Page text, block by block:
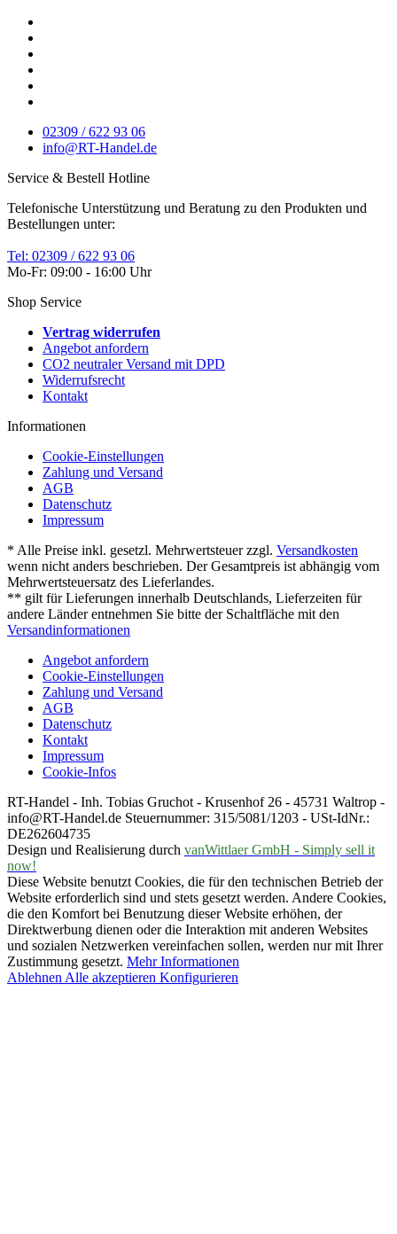
02309 / 622 93 06
info@RT-Handel.de
Service & Bestell Hotline
Telefonische Unterstützung und Beratung zu den Produkten und
Bestellungen unter:
Tel: 02309 / 622 93 06
Mo-Fr: 09:00 - 16:00 Uhr
Shop Service
Vertrag widerrufen
Angebot anfordern
CO2 neutraler Versand mit DPD
Widerrufsrecht
Kontakt
Informationen
Cookie-Einstellungen
Zahlung und Versand
AGB
Datenschutz
Impressum
* Alle Preise inkl. gesetzl. Mehrwertsteuer zzgl. Versandkosten
wenn nicht anders beschrieben. Der Gesamtpreis ist abhängig vom
Mehrwertsteuersatz des Lieferlandes.
** gilt für Lieferungen innerhalb Deutschlands, Lieferzeiten für
andere Länder entnehmen Sie bitte der Schaltfläche mit den
Versandinformationen
Angebot anfordern
Cookie-Einstellungen
Zahlung und Versand
AGB
Datenschutz
Kontakt
Impressum
Cookie-Infos
RT-Handel - Inh. Tobias Gruchot - Krusenhof 26 - 45731 Waltrop -
info@RT-Handel.de Steuernummer: 315/5081/1203 - USt-IdNr.:
DE262604735
Design und Realisierung durch vanWittlaer GmbH - Simply sell it
now!
Diese Website benutzt Cookies, die für den technischen Betrieb der
Website erforderlich sind und stets gesetzt werden. Andere Cookies,
die den Komfort bei Benutzung dieser Website erhöhen, der
Direktwerbung dienen oder die Interaktion mit anderen Websites
und sozialen Netzwerken vereinfachen sollen, werden nur mit Ihrer
Zustimmung gesetzt. Mehr Informationen
Ablehnen Alle akzeptieren Konfigurieren